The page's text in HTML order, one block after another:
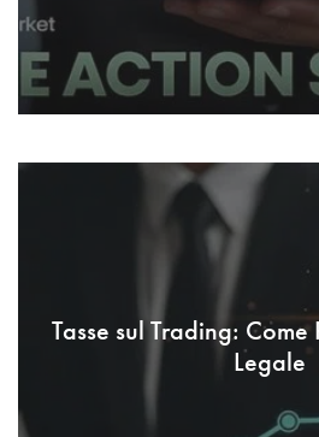
Tasse sul Trading:
Legale